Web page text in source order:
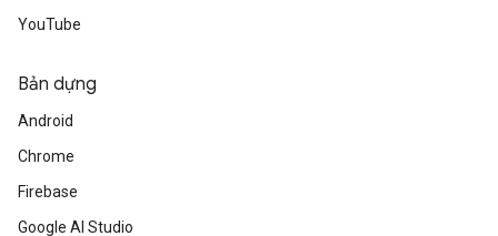
YouTube
Bản dựng
Android
Chrome
Firebase
Google AI Studio